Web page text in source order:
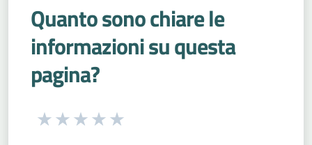
Quanto sono chiare le
informazioni su questa
pagina?
Seleziona una valutazione da 1 a 5 stelle